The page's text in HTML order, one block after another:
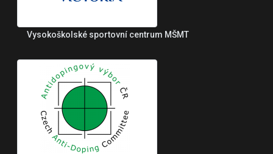
Vysokoškolské sportovní centrum MŠMT